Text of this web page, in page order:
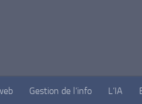
Gestion de l’info L’IA